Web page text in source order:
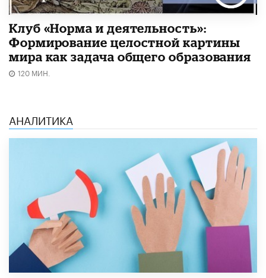
Клуб «Норма и деятельность»:
Формирование целостной картины
мира как задача общего образования
120 МИН.
АНАЛИТИКА